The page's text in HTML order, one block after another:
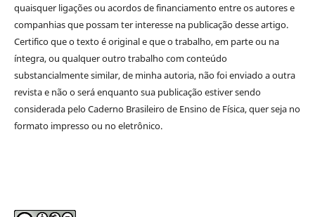
quaisquer ligações ou acordos de financiamento entre os autores e
companhias que possam ter interesse na publicação desse artigo.
Certifico que o texto é original e que o trabalho, em parte ou na
íntegra, ou qualquer outro trabalho com conteúdo
substancialmente similar, de minha autoria, não foi enviado a outra
revista e não o será enquanto sua publicação estiver sendo
considerada pelo Caderno Brasileiro de Ensino de Física, quer seja no
formato impresso ou no eletrônico.